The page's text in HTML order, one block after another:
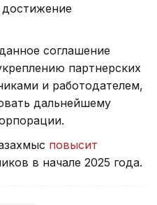
соглашение
партнерских
и работодателем,
дальнейшему
повысит
в начале 2025 года.